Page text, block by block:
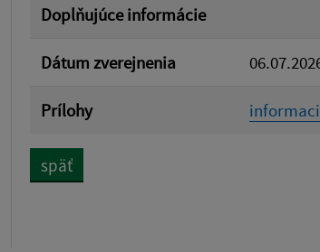
Doplňujúce informácie
Dátum zverejnenia
Prílohy
späť